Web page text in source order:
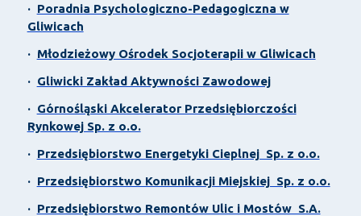
· Poradnia Psychologiczno-Pedagogiczna w
Gliwicach
· Młodzieżowy Ośrodek Socjoterapii w Gliwicach
· Gliwicki Zakład Aktywności Zawodowej
· Górnośląski Akcelerator Przedsiębiorczości
Rynkowej Sp. z o.o.
· Przedsiębiorstwo Energetyki Cieplnej Sp. z o.o.
· Przedsiębiorstwo Komunikacji Miejskiej Sp. z o.o.
· Przedsiębiorstwo Remontów Ulic i Mostów S.A.